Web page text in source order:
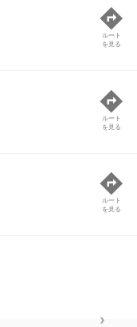
ルート
を見る
ルート
を見る
ルート
を見る